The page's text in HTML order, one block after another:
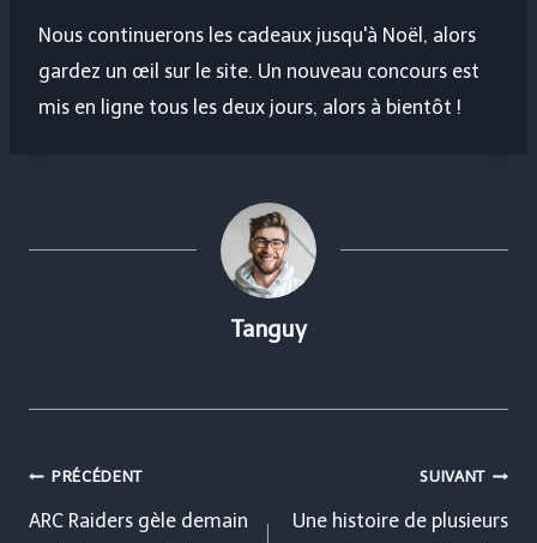
Nous continuerons les cadeaux jusqu'à Noël, alors
gardez un œil sur le site. Un nouveau concours est
mis en ligne tous les deux jours, alors à bientôt !
Tanguy
Navigation
de
PRÉCÉDENT
ARC Raiders gèle demain
SUIVANT
Une histoire de plusieurs